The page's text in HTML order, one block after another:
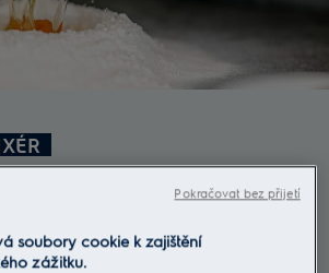
rychlost a užívejte si pohodlné
soubory cookie k zajištění
zážitku.
Pokračovat bez přijetí